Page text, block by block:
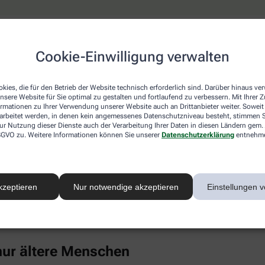
Cookie-Einwilligung verwalten
die für den Betrieb der Website technisch erforderlich sind. Darüber hinaus
Website für Sie optimal zu gestalten und fortlaufend zu verbessern. Mit Ihrer
zu Ihrer Verwendung unserer Website auch an Drittanbieter weiter. Soweit
werden, in denen kein angemessenes Datenschutzniveau besteht, stimmen
Nutzung dieser Dienste auch der Verarbeitung Ihrer Daten in diesen Ländern
zu. Weitere Informationen können Sie unserer Datenschutzerklärung
Nur notwendige akzeptieren Einstellungen
erhöhten Cholesterinwerte
wähnt sich oft in Sicherheit, weil hohe Cholesterinwerte
die Blutfettwerte in die Höhe treiben. Dazu gehören auch
chronischer Stress, Alkoholkonsum und Medikamente wie
Baby-Pille untersucht und bei jungen Frauen (14 bis 19
Punkt 4). Als großer Risikofaktor hat sich in den
Cholesterin im Blut.
kann sich in der Gefäßwand ablagern, chronische
unter anderem mit einem deutlich gesteigerten Risiko
im Blut ist überwiegend genetisch bestimmt,
gesunden Lebensstil merklich senken (wenngleich
im Leben bestimmen zu lassen.
ältere Menschen